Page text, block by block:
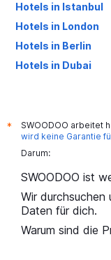
Hotels in Istanbul
Hotels in London
Hotels in Berlin
Hotels in Dubai
*
SWOODOO arbeitet
wird keine Garantie
Darum:
SWOODOO ist
Wir durchsuchen
Daten für dich.
Warum sind die